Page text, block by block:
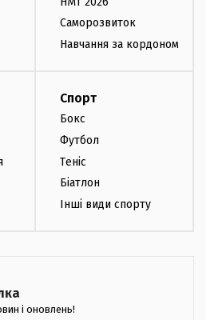
Саморозвиток
Навчання за кордоном
Спорт
Бокс
Футбол
Теніс
Біатлон
Інші види спорту
і оновлень!